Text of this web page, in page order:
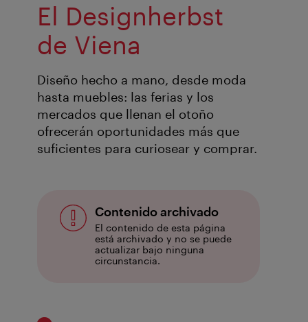
El Designherbst
de Viena
Diseño hecho a mano, desde moda
hasta muebles: las ferias y los
mercados que llenan el otoño
ofrecerán oportunidades más que
suficientes para curiosear y comprar.
Contenido archivado
El contenido de esta página
está archivado y no se puede
actualizar bajo ninguna
circunstancia.